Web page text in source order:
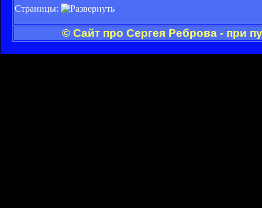
Страницы:
© Сайт про Сергея Реброва - при